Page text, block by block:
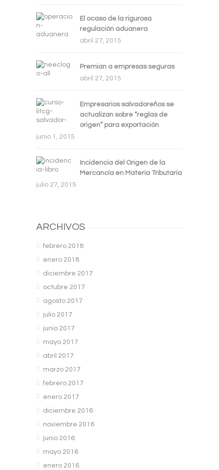
El ocaso de la rigurosa
regulación aduanera
abril 27, 2015
Premian a empresas seguras
abril 27, 2015
Empresarios salvadoreños se
actualizan sobre “reglas de
origen” para exportación
junio 1, 2015
Incidencia del Origen de la
Mercancía en Materia Tributaria
julio 27, 2015
ARCHIVOS
febrero 2018
enero 2018
diciembre 2017
octubre 2017
agosto 2017
julio 2017
junio 2017
mayo 2017
abril 2017
marzo 2017
febrero 2017
enero 2017
diciembre 2016
noviembre 2016
junio 2016
mayo 2016
enero 2016